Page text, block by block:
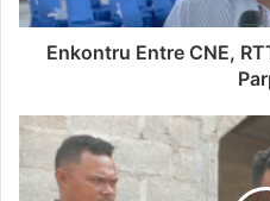
Enkontru Entre CNE,